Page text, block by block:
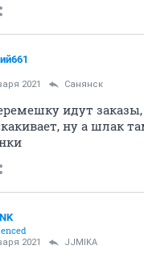
2021 Санянск
идут
ну а шлак
2021 JJMIKA